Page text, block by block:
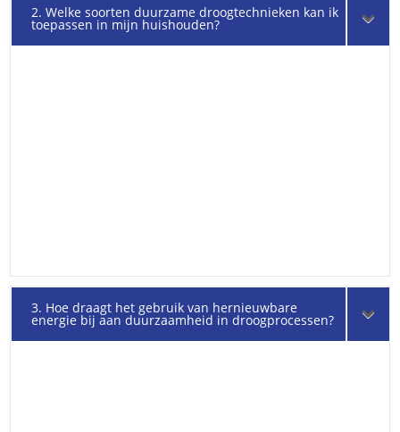
2. Welke soorten duurzame droogtechnieken kan ik
toepassen in mijn huishouden?
3. Hoe draagt het gebruik van hernieuwbare
energie bij aan duurzaamheid in droogprocessen?